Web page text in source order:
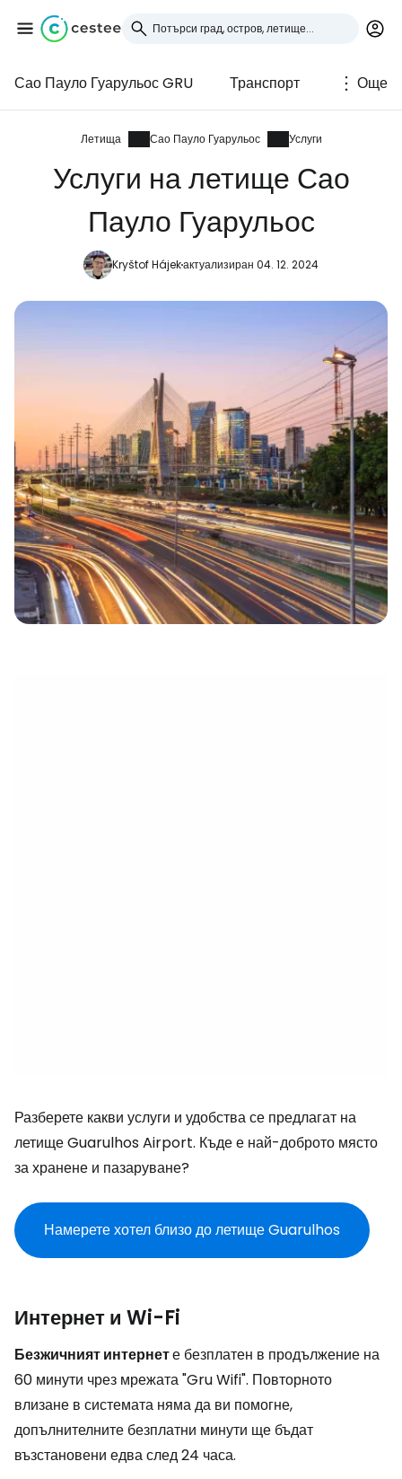
Сао Пауло Гуарульос GRU Транспорт Още
Летища Сао Пауло Гуарульос Услуги
Услуги на летище Сао
Пауло Гуарульос
Kryštof Hájekактуализиран 04. 12. 2024
Разберете какви услуги и удобства се предлагат на
летище Guarulhos Airport. Къде е най-доброто място
за хранене и пазаруване?
Намерете хотел близо до летище Guarulhos
Интернет и Wi-Fi
Безжичният интернете безплатен в продължение на
60 минути чрез мрежата "Gru Wifi". Повторното
влизане в системата няма да ви помогне,
допълнителните безплатни минути ще бъдат
възстановени едва след 24 часа.
Влезте в Cestee
... световната общност на туристите
Продължете с Google
Продължете с Facebook